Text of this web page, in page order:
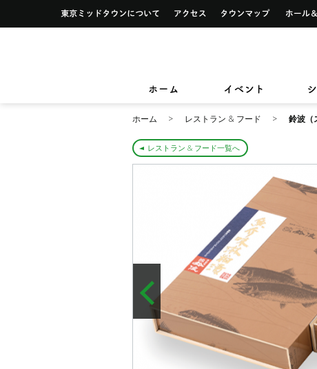
東京ミッドタウンについて
アクセス タウンマッ
イベント
ショップ検索
フロアガイド
レストラン＆フード検索
フロアガイド
TOKYO MIDTOWN DESIGN LIVE
東京ミッドタウンクリニック
東京ミッ
サービス案内トップ
小さなお子様をお連れのお客様へ
ホーム レストラン & フード 鈴波（
レストラン & フード一覧へ